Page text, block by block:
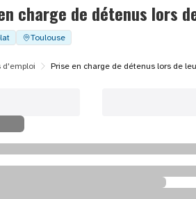
charge de détenus lors
Toulouse
d'emploi Prise en charge de détenus lors de